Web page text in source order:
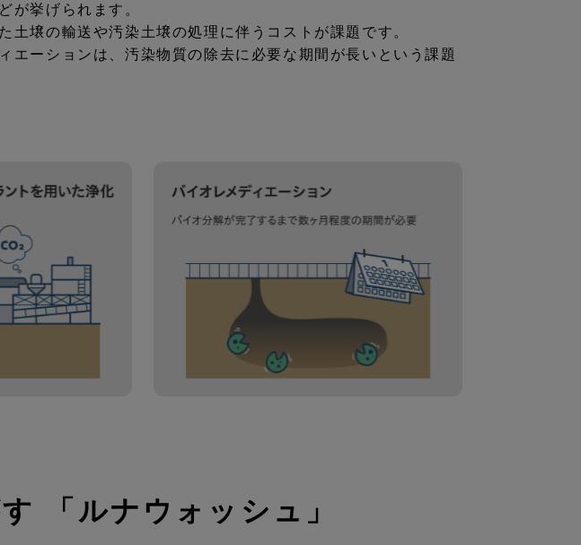
が挙げられます。
壌の輸送や汚染土壌の処理に伴うコストが課題です。
ーションは、汚染物質の除去に必要な期間が長いという課題
「ルナウォッシュ」